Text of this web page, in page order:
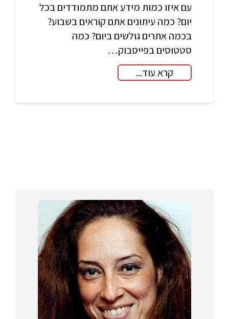
עם איזו כמות מידע אתם מתמודדים בכל
יום? כמה עיתונים אתם קוראים בשבוע?
בכמה אתרים גולשים ביום? כמה
סטטוסים בפייסבוק…
קרא עוד...